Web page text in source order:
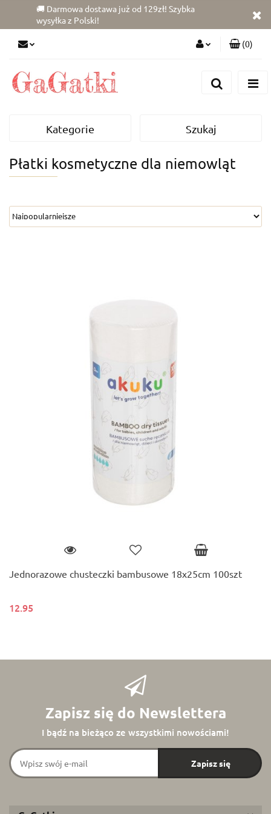
🚚 Darmowa dostawa już od 129zł! Szybka
wysyłka z Polski!
Zgody cookies
(0)
Kategorie Szukaj
Płatki kosmetyczne dla niemowląt
Jednorazowe chusteczki bambusowe 18x25cm 100szt
12.95
Zapisz się do Newslettera
I bądź na bieżąco ze wszystkimi nowościami!